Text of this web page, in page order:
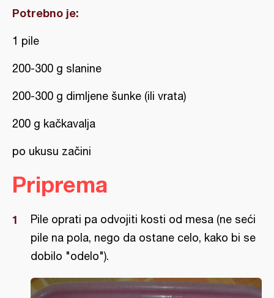
Potrebno je:
1 pile
200-300 g slanine
200-300 g dimljene šunke (ili vrata)
200 g kačkavalja
po ukusu začini
Priprema
Pile oprati pa odvojiti kosti od mesa (ne seći
pile na pola, nego da ostane celo, kako bi se
dobilo "odelo").